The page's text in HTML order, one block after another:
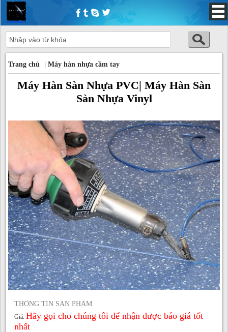
Trang chủ
Trang chủ Máy hàn nhựa cầm tay
Máy Hàn Sàn Nhựa PVC| Máy Hàn Sàn
Sàn Nhựa Vinyl
THÔNG TIN SẢN PHẨM
Giá: Hãy gọi cho chúng tôi để nhận được báo giá tốt
nhất